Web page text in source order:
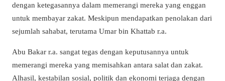
dengan ketegasannya dalam memerangi mereka yang enggan
untuk membayar zakat. Meskipun mendapatkan penolakan dari
sejumlah sahabat, terutama Umar bin Khattab r.a.
Abu Bakar r.a. sangat tegas dengan keputusannya untuk
memerangi mereka yang memisahkan antara salat dan zakat.
Alhasil, kestabilan sosial, politik dan ekonomi terjaga dengan